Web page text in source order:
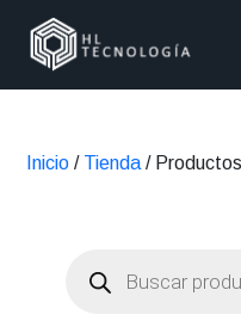
Inicio / Tienda /
productos